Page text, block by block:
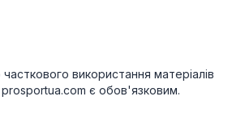
використання матеріалів
prosportua.com є обов'язковим.